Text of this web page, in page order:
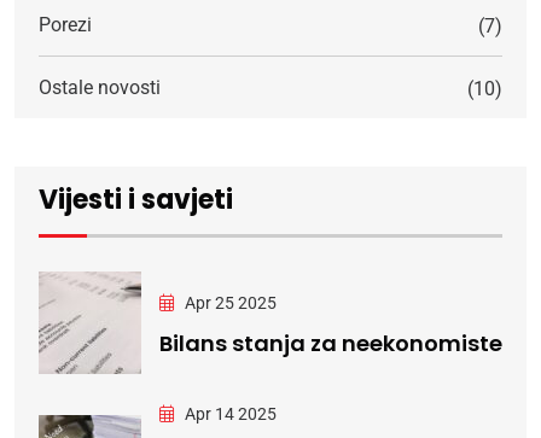
Porezi (7)
Ostale novosti (10)
Vijesti i savjeti
Apr 25 2025
Bilans stanja za neekonomiste
Apr 14 2025